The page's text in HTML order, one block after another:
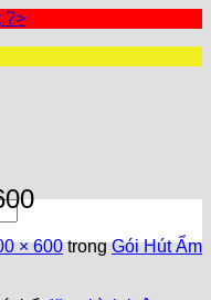
× 600trongGói Hút Ẩm